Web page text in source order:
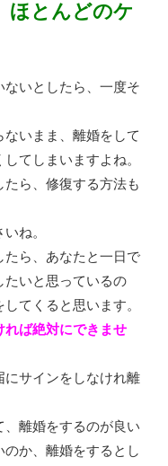
ほとんどのケ
ないとしたら、一度そ
いまま、離婚をして
てしまいますよね。
ら、修復する方法も
ね。
たら、あなたと一日で
たいと思っているの
てくると思います。
れば絶対にできませ
サインをしなけれ離
離婚をするのが良い
か、離婚をするとし